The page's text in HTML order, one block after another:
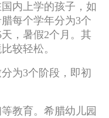
内上学的孩子，如
每个学年分为3个
，暑假2个月。其
较轻松。
为3个阶段，即初
教育。希腊幼儿园